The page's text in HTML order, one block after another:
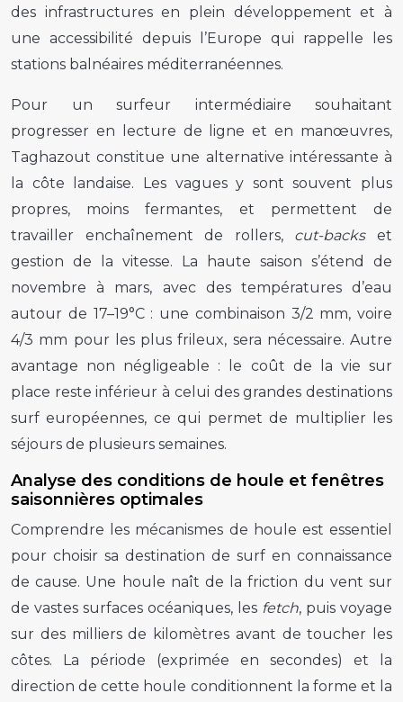
des infrastructures en plein développement et à
une accessibilité depuis l’Europe qui rappelle les
stations balnéaires méditerranéennes.
Pour un surfeur intermédiaire souhaitant
progresser en lecture de ligne et en manœuvres,
Taghazout constitue une alternative intéressante à
la côte landaise. Les vagues y sont souvent plus
propres, moins fermantes, et permettent de
travailler enchaînement de rollers, cut-backset
gestion de la vitesse. La haute saison s’étend de
novembre à mars, avec des températures d’eau
autour de 17–19°C : une combinaison 3/2 mm, voire
4/3 mm pour les plus frileux, sera nécessaire. Autre
avantage non négligeable : le coût de la vie sur
place reste inférieur à celui des grandes destinations
surf européennes, ce qui permet de multiplier les
séjours de plusieurs semaines.
Analyse des conditions de houle et fenêtres
saisonnières optimales
Comprendre les mécanismes de houle est essentiel
pour choisir sa destination de surf en connaissance
de cause. Une houle naît de la friction du vent sur
de vastes surfaces océaniques, les fetch, puis voyage
sur des milliers de kilomètres avant de toucher les
côtes. La période (exprimée en secondes) et la
direction de cette houle conditionnent la forme et la